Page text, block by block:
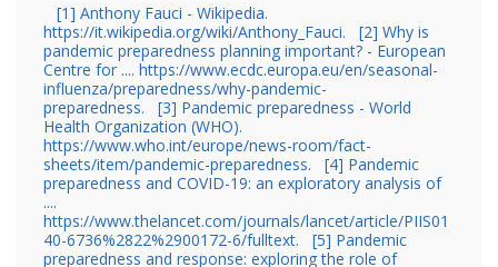
[1] Anthony Fauci - Wikipedia.
https://it.wikipedia.org/wiki/Anthony_Fauci.
[2] Why is
pandemic preparedness planning important? - European
Centre for .... https://www.ecdc.europa.eu/en/seasonal-
influenza/preparedness/why-pandemic-
preparedness.
[3] Pandemic preparedness - World
Health Organization (WHO).
https://www.who.int/europe/news-room/fact-
sheets/item/pandemic-preparedness.
[4] Pandemic
preparedness and COVID-19: an exploratory analysis of
....
https://www.thelancet.com/journals/lancet/article/PIIS01
40-6736%2822%2900172-6/fulltext.
[5] Pandemic
preparedness and response: exploring the role of